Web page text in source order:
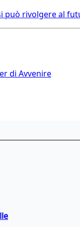
può rivolgere al
di Avvenire